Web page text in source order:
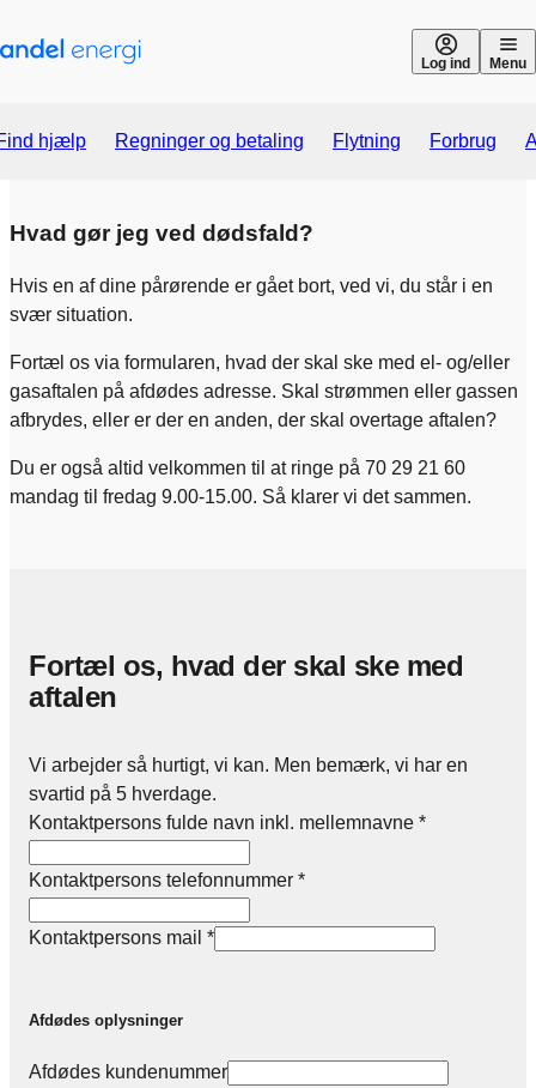
Log ind Menu
hjælp Regninger og betaling Flytning Forbrug
Hvad gør jeg ved dødsfald?
Hvis en af dine pårørende er gået bort, ved vi, du står i en
svær situation.
Fortæl os via formularen, hvad der skal ske med el- og/eller
gasaftalen på afdødes adresse. Skal strømmen eller gassen
afbrydes, eller er der en anden, der skal overtage aftalen?
Du er også altid velkommen til at ringe på 70 29 21 60
mandag til fredag 9.00-15.00. Så klarer vi det sammen.
Fortæl os, hvad der skal ske med
aftalen
Vi arbejder så hurtigt, vi kan. Men bemærk, vi har en
svartid på 5 hverdage.
Kontaktpersons fulde navn inkl. mellemnavne *
Kontaktpersons telefonnummer *
Kontaktpersons mail *
Afdødes oplysninger
Afdødes kundenummer